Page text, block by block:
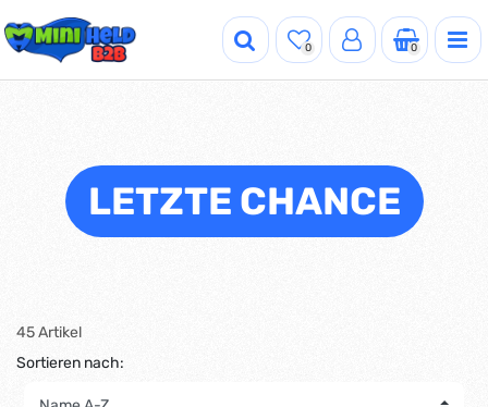
0 0
LETZTE CHANCE
45 Artikel
Sortieren nach: